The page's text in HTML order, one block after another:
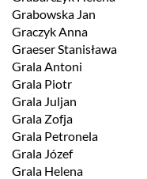
Grabowska Jan
Graczyk Anna
Graeser Stanisława
Grala Antoni
Grala Piotr
Grala Juljan
Grala Zofja
Grala Petronela
Grala Józef
Grala Helena